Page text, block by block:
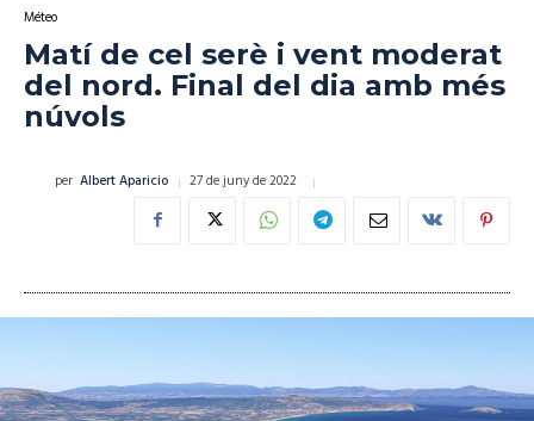
Méteo
Matí de cel serè i vent moderat
del nord. Final del dia amb més
núvols
per Albert Aparicio 27 de juny de 2022